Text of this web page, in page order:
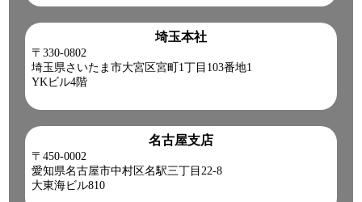
埼玉本社
〒330-0802
埼玉県さいたま市大宮区宮町1丁目103番地1
YKビル4階
名古屋支店
〒450-0002
愛知県名古屋市中村区名駅三丁目22-8
大東海ビル810